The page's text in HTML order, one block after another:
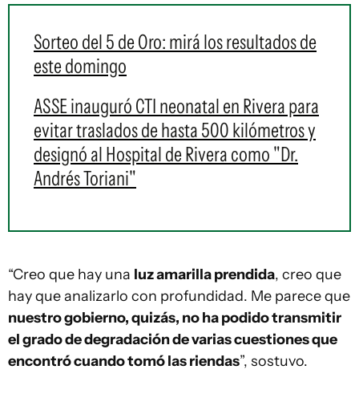
Sorteo del 5 de Oro: mirá los resultados de
este domingo
ASSE inauguró CTI neonatal en Rivera para
evitar traslados de hasta 500 kilómetros y
designó al Hospital de Rivera como "Dr.
Andrés Toriani"
“Creo que hay una luz amarilla prendida, creo que
hay que analizarlo con profundidad. Me parece que
nuestro gobierno, quizás, no ha podido transmitir
el grado de degradación de varias cuestiones que
encontró cuando tomó las riendas”, sostuvo.